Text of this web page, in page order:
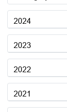
2024
2023
2022
2021